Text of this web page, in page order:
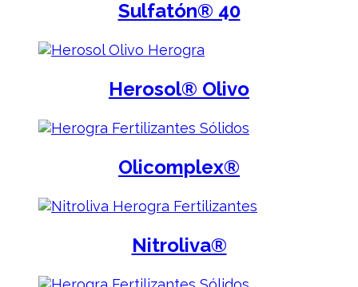
Sulfatón® 40
Herosol® Olivo
Olicomplex®
Nitroliva®